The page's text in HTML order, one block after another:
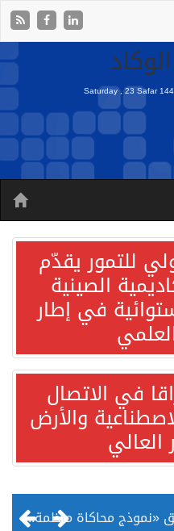
Saturday , 23 Safar
للتمور يقدّم
الصينية
في إطار
في الاتصال
والأرض
العالي
منظمة المرأة العربية تطلق «نموذج محاكاة منظمة المرأة العربية للشباب» بمشاركة 10 دول عربية..غدًا